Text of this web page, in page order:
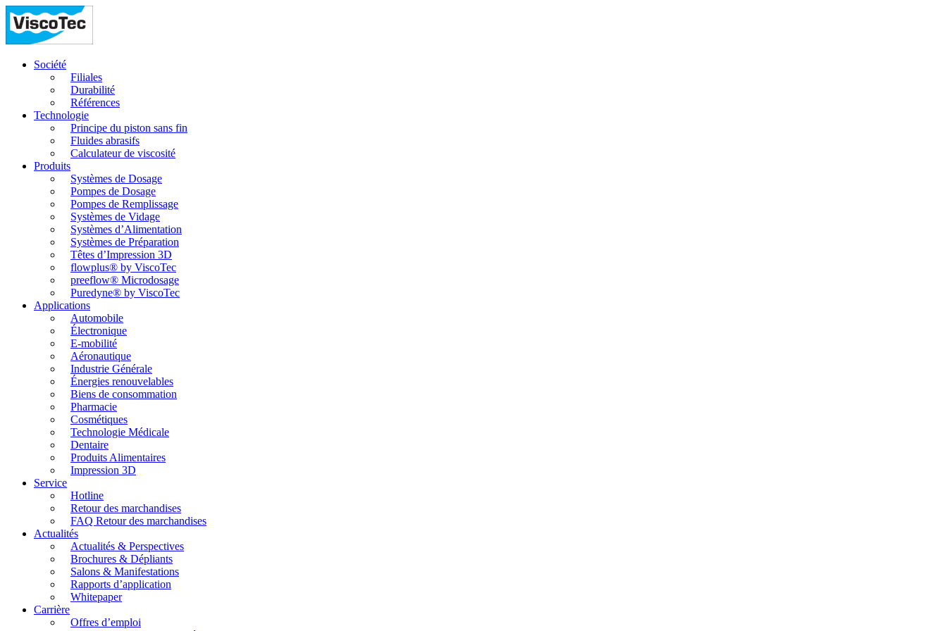
Société
Filiales
Durabilité
Références
Technologie
Principe du piston sans fin
Fluides abrasifs
Calculateur de viscosité
Produits
Systèmes de Dosage
Pompes de Dosage
Pompes de Remplissage
Systèmes de Vidage
Systèmes d’Alimentation
Systèmes de Préparation
Têtes d’Impression 3D
flowplus® by ViscoTec
preeflow® Microdosage
Puredyne® by ViscoTec
Applications
Automobile
Électronique
E-mobilité
Aéronautique
Industrie Générale
Énergies renouvelables
Biens de consommation
Pharmacie
Cosmétiques
Technologie Médicale
Dentaire
Produits Alimentaires
Impression 3D
Service
Hotline
Retour des marchandises
FAQ Retour des marchandises
Actualités
Actualités & Perspectives
Brochures & Dépliants
Salons & Manifestations
Rapports d’application
Whitepaper
Carrière
Offres d’emploi